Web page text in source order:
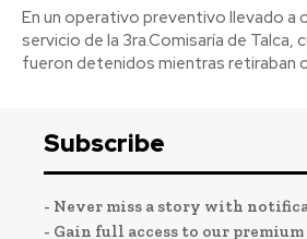
En un operativo preventivo llevado a
servicio de la 3ra.Comisaría de Talca,
fueron detenidos mientras retiraban
Subscribe
- Never miss a story with
- Gain full access to our